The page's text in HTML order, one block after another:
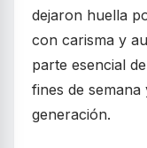
dejaron huella
con carisma y
parte esencial
fines de
generación.